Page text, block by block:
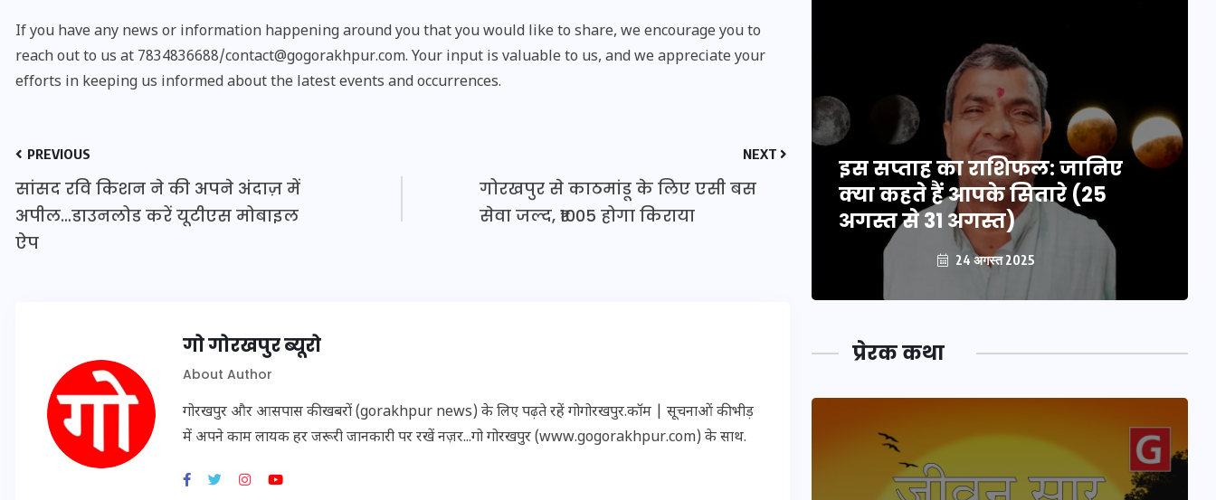
If you have any news or information happening around you that you would like to share, we encourage you to
reach out to us at 7834836688/contact@gogorakhpur.com. Your input is valuable to us, and we appreciate your
efforts in keeping us informed about the latest events and occurrences.
PREVIOUS
सांसद रवि किशन ने की अपने अंदाज़ में
अपील…डाउनलोड करें यूटीएस मोबाइल
ऐप
NEXT
गोरखपुर से काठमांडू के लिए एसी बस
सेवा जल्द, ₹1005 होगा किराया
गो गोरखपुर ब्यूरो
About Author
गोरखपुर और आसपास की खबरों (gorakhpur news) के लिए पढ़ते रहें गोगोरखपुर.कॉम | सूचनाओं की भीड़
में अपने काम लायक हर जरूरी जानकारी पर रखें नज़र...गो गोरखपुर (www.gogorakhpur.com) के साथ.
इस सप्ताह का राशिफल: जानिए
क्या कहते हैं आपके सितारे (25
अगस्त से 31 अगस्त)
इस सप्ताह का राशिफल: जानिए
क्या कहते हैं आपके सितारे (25
अगस्त से 31 अगस्त)
इस सप्ताह का राशिफल: जानिए
क्या कहते हैं आपके सितारे (25
अगस्त से 31 अगस्त)
24 अगस्त 2025
प्रेरक कथा